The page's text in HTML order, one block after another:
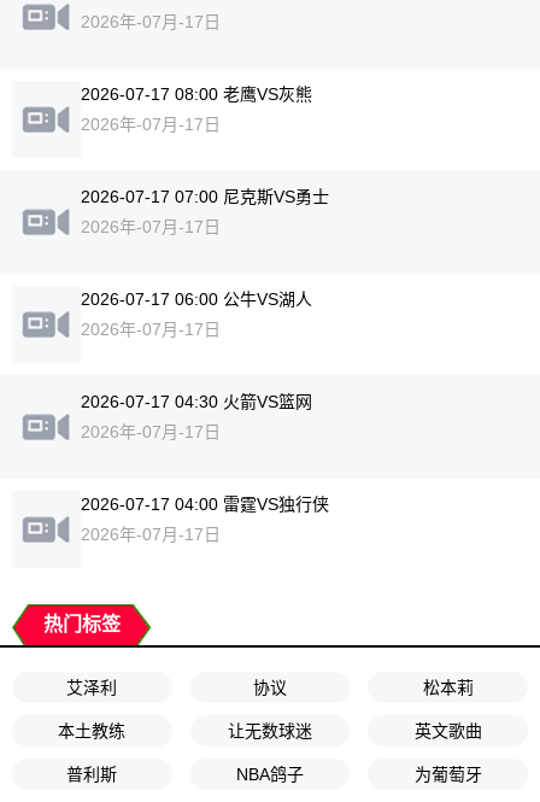
2026年-07月-17日
2026-07-17 08:00 老鹰VS灰熊
2026年-07月-17日
2026-07-17 07:00 尼克斯VS勇士
2026年-07月-17日
2026-07-17 06:00 公牛VS湖人
2026年-07月-17日
2026-07-17 04:30 火箭VS篮网
2026年-07月-17日
2026-07-17 04:00 雷霆VS独行侠
2026年-07月-17日
热门标签
艾泽利 协议 松本莉
本土教练 让无数球迷 英文歌曲
普利斯 NBA鸽子 为葡萄牙